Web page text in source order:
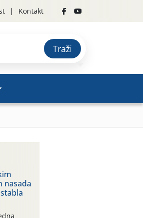
Kontakt
Traži
nasada